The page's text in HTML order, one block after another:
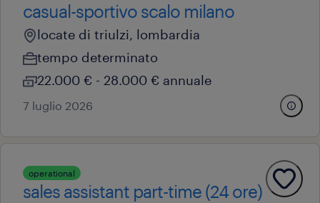
casual-sportivo scalo milano
locate di triulzi, lombardia
tempo determinato
22.000 € - 28.000 € annuale
7 luglio 2026
operational
sales assistant part-time (24 ore)